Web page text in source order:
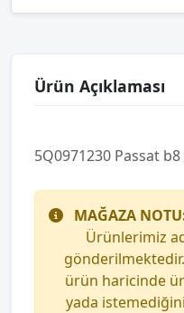
Ürün Açıklaması
5Q0971230 Passat
MAĞAZA
Ürünlerimiz
ürün haricinde
yada